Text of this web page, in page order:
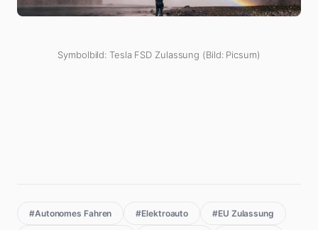
Symbolbild: Tesla FSD Zulassung (Bild: Picsum)
#Autonomes Fahren #Elektroauto #EU Zulassung